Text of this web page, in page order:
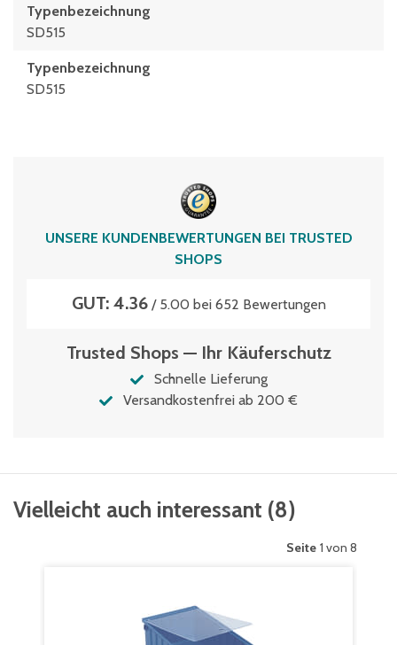
Typenbezeichnung
SD515
Typen­be­zeich­nung
SD515
UNSERE KUNDENBEWERTUNGEN BEI TRUSTED
SHOPS
GUT: 4.36/ 5.00 bei 652 Bewertungen
Trusted Shops — Ihr Käuferschutz
Schnelle Lieferung
Versandkostenfrei ab 200 €
Vielleicht auch interessant (8)
Seite 1 von 8